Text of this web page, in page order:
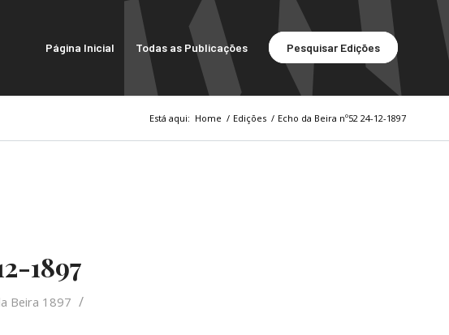
Página Inicial Todas as Publicações Pesquisar Edições
Está aqui: Home / Edições / Echo da Beira nº52 24-12-1897
1897
Beira 1897 /